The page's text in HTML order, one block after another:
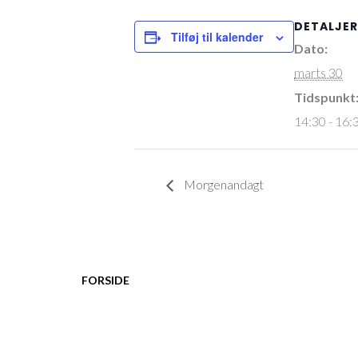
Tilføj til kalender
DETALJER
Dato:
marts 30
Tidspunkt:
14:30 -
Morgenandagt
FORSIDE